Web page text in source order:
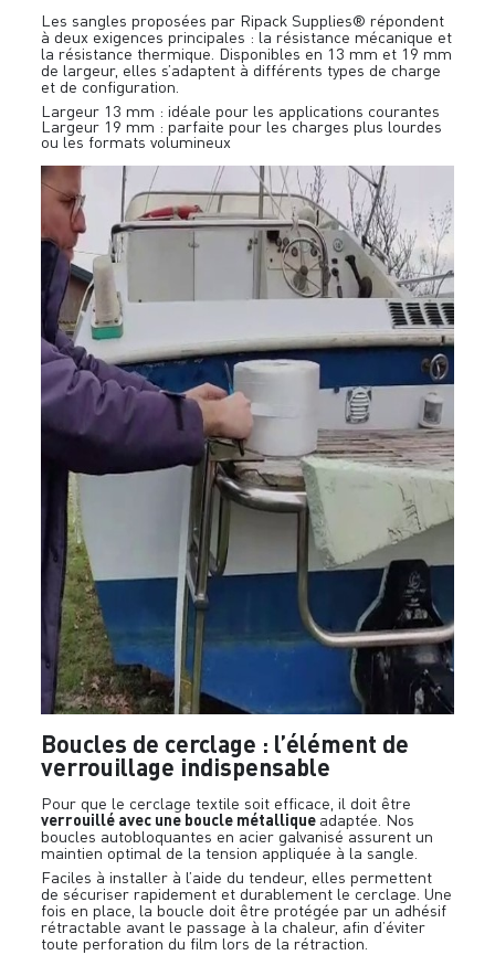
Les sangles proposées par Ripack Supplies® répondent
à deux exigences principales : la résistance mécanique et
la résistance thermique. Disponibles en 13 mm et 19 mm
de largeur, elles s’adaptent à différents types de charge
et de configuration.
Largeur 13 mm : idéale pour les applications courantes
Largeur 19 mm : parfaite pour les charges plus lourdes
ou les formats volumineux
Boucles de cerclage : l’élément de
verrouillage indispensable
Pour que le cerclage textile soit efficace, il doit être
verrouillé avec une boucle métallique adaptée. Nos
boucles autobloquantes en acier galvanisé assurent un
maintien optimal de la tension appliquée à la sangle.
Faciles à installer à l’aide du tendeur, elles permettent
de sécuriser rapidement et durablement le cerclage. Une
fois en place, la boucle doit être protégée par un adhésif
rétractable avant le passage à la chaleur, afin d’éviter
toute perforation du film lors de la rétraction.